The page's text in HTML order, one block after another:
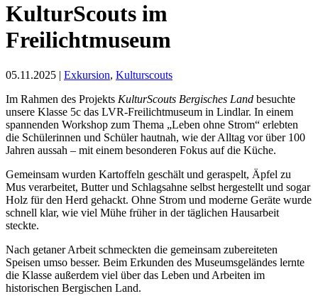
KulturScouts im
Freilichtmuseum
05.11.2025 | Exkursion, Kulturscouts
Im Rahmen des Projekts KulturScouts Bergisches Land besuchte
unsere Klasse 5c das LVR-Freilichtmuseum in Lindlar. In einem
spannenden Workshop zum Thema „Leben ohne Strom“ erlebten
die Schülerinnen und Schüler hautnah, wie der Alltag vor über 100
Jahren aussah – mit einem besonderen Fokus auf die Küche.
Gemeinsam wurden Kartoffeln geschält und geraspelt, Äpfel zu
Mus verarbeitet, Butter und Schlagsahne selbst hergestellt und sogar
Holz für den Herd gehackt. Ohne Strom und moderne Geräte wurde
schnell klar, wie viel Mühe früher in der täglichen Hausarbeit
steckte.
Nach getaner Arbeit schmeckten die gemeinsam zubereiteten
Speisen umso besser. Beim Erkunden des Museumsgeländes lernte
die Klasse außerdem viel über das Leben und Arbeiten im
historischen Bergischen Land.